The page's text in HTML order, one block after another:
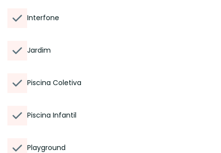
Interfone
Jardim
Piscina Coletiva
Piscina Infantil
Playground